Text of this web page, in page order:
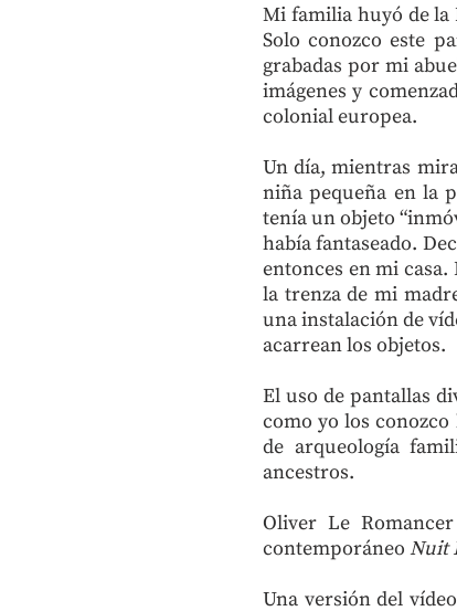
Mi familia huyó de la
Solo conozco este
grabadas por mi
imágenes y
colonial europea.
Un día, mientras
niña pequeña en la
tenía un objeto
había fantaseado.
entonces en mi
la trenza de mi
una instalación de
acarrean los objetos.
El uso de pantallas
como yo los
de arqueología
ancestros.
Oliver Le
contemporáneo Nuit
Una versión del